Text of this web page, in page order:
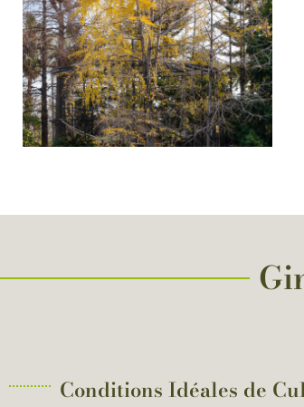
Conditions Idéales de